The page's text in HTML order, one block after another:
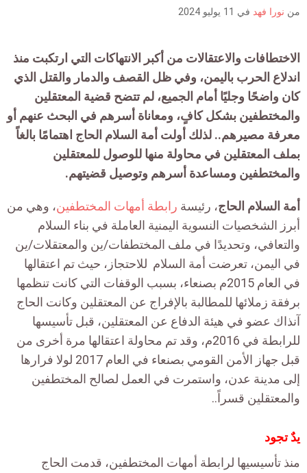
من نورا فهد في 11 يوليو 2024
الاختطافات والاعتقالات من أكبر الانتهاكات التي ارتكبت منذ
اندلاع الحرب باليمن، وفي ظل القصف والدمار والقتل الذي
كان واضحًا وجليًا أمام الجميع، لم تتضح قضية المعتقلين
والمختطفين بشكل كافٍ، ومعاناة أسرهم في البحث عنهم أو
معرفة مصيرهم.. لذلك أولت أمة السلام الحاج اهتمامًا بالغاً
بملف المعتقلين في محاولة منها للوصول للمعتقلين
والمختطفين ومساعدة أسرهم وتوصيل قضيتهم.
أمة السلام الحاج، رئيسة رابطة أمهات المختطفين، وهي من
أبرز الشخصيات النسوية اليمنية العاملة في بناء السلام
والتعافي، وتحديدًا في ملف المختطفات/ين والمعتقلات/ين
في اليمن، تعرضت أمة السلام للاحتجاز، حيث تم اعتقالها
في العام 2015م بصنعاء، بسبب الوقفات التي كانت تنظمها
برفقة زملائها للمطالبة بالإفراج عن المعتقلين وكانت الحاج
آنذاك عضو في هيئة الدفاع عن المعتقلين، قبل تأسيسها
للرابطة في 2016م، وقد تم محاولة اعتقالها مرة أخرى من
قبل جهاز الأمن القومي بصنعاء في العام 2017 لولا فرارها
إلى مدينة عدن، واستمرت في العمل لصالح المختطفين
والمعتقلين قسراً..
يدٌ تجود
منذ تأسيسيها لرابطة أمهات المختطفين، قدمت الحاج